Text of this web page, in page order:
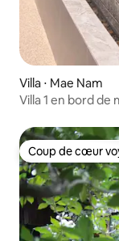
Villa ⋅ Mae Nam
Villa 1 en bord de
Coup de cœur
Coup de cœur